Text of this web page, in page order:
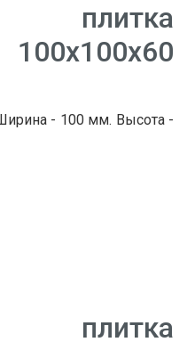
плитка
- 100 мм. Высота -
плитка